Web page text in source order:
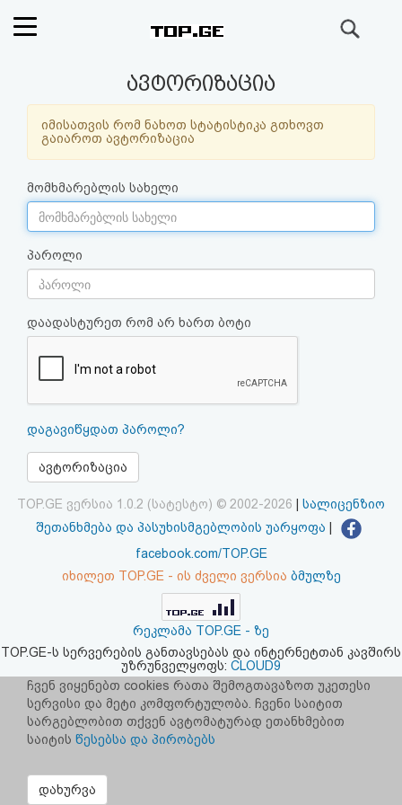
ფოსტა
კითხვა-
პასუხი
ავტორიზაცია
რეგისტრაცია
პაროლის
HTML
კოდი
შეთანხმება
პასუხისმგებლობის
უარყოფა
ავტორიზაცია
იმისათვის რომ ნახოთ სტატისტიკა გთხოვთ
გაიაროთ ავტორიზაცია
მომხმარებლის სახელი
პაროლი
დაადასტურეთ რომ არ ხართ ბოტი
დაგავიწყდათ პაროლი?
ავტორიზაცია
TOP.GE ვერსია 1.0.2 (სატესტო) © 2002-2026
სალიცენზიო
შეთანხმება და პასუხისმგებლობის უარყოფა
facebook.com/TOP.GE
იხილეთ TOP.GE - ის ძველი ვერსია ბმულზე
რეკლამა TOP.GE - ზე
TOP.GE-ს სერვერების განთავსებას და ინტერნეტთან კავშირს
უზრუნველყოფს: CLOUD9
ჩვენ ვიყენებთ cookies რათა შემოგთავაზოთ უკეთესი
სერვისი და მეტი კომფორტულობა. ჩვენი საიტით
სარგებლობით თქვენ ავტომატურად ეთანხმებით
საიტის წესებსა და პირობებს
დახურვა